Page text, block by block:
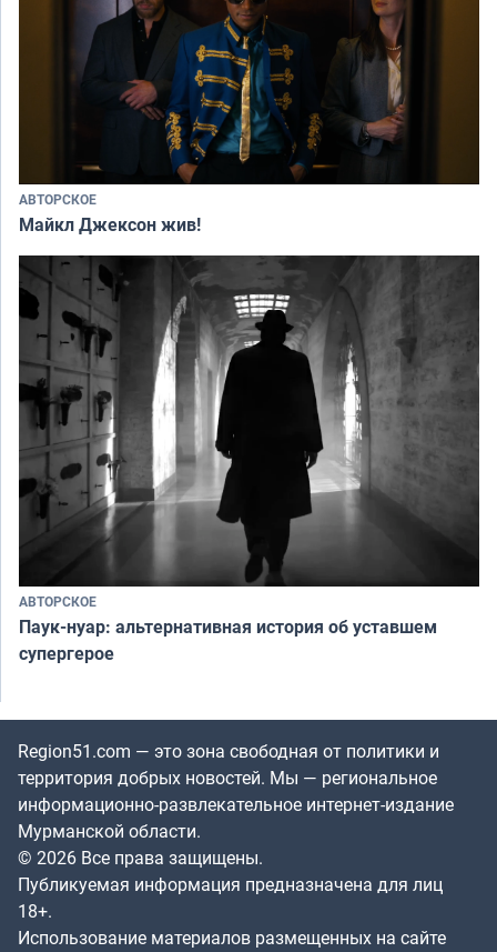
АВТОРСКОЕ
Майкл Джексон жив!
АВТОРСКОЕ
Паук-нуар: альтернативная история об уставшем
супергерое
Region51.com — это зона свободная от политики и
территория добрых новостей. Мы — региональное
информационно-развлекательное интернет-издание
Мурманской области.
© 2026 Все права защищены.
Публикуемая информация предназначена для лиц
18+.
Использование материалов размещенных на сайте